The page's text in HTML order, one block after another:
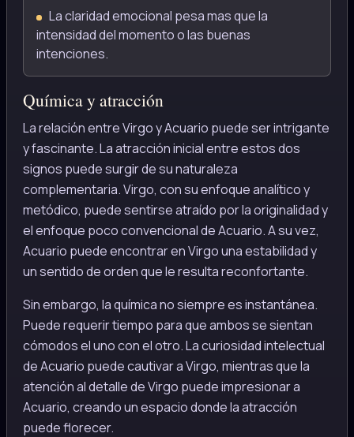
La claridad emocional pesa mas que la
intensidad del momento o las buenas
intenciones.
Química y atracción
La relación entre Virgo y Acuario puede ser intrigante
y fascinante. La atracción inicial entre estos dos
signos puede surgir de su naturaleza
complementaria. Virgo, con su enfoque analítico y
metódico, puede sentirse atraído por la originalidad y
el enfoque poco convencional de Acuario. A su vez,
Acuario puede encontrar en Virgo una estabilidad y
un sentido de orden que le resulta reconfortante.
Sin embargo, la química no siempre es instantánea.
Puede requerir tiempo para que ambos se sientan
cómodos el uno con el otro. La curiosidad intelectual
de Acuario puede cautivar a Virgo, mientras que la
atención al detalle de Virgo puede impresionar a
Acuario, creando un espacio donde la atracción
puede florecer.